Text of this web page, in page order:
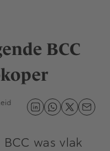
BCC
was vlak